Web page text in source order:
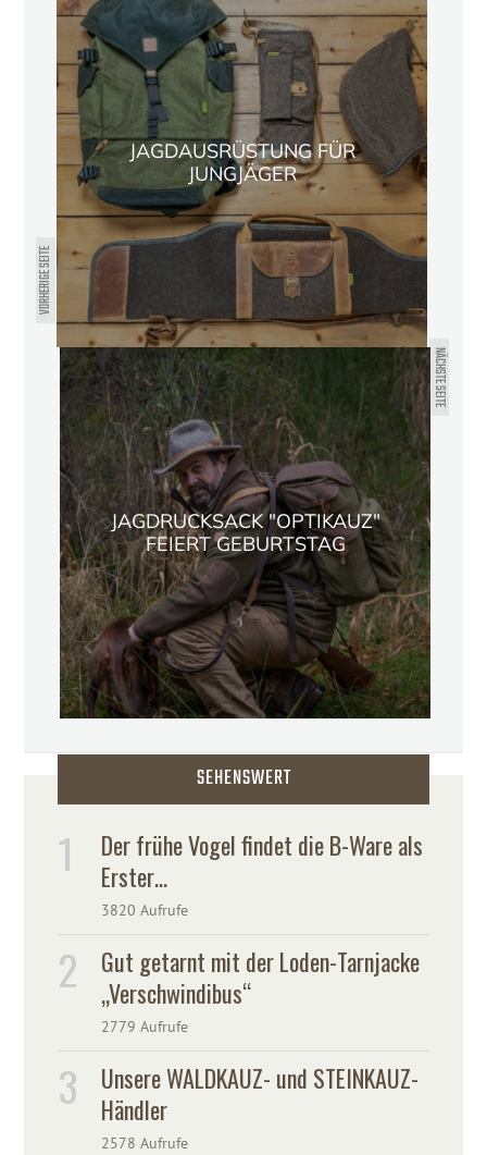
VORHERIGE SEITE
JAGDAUSRÜSTUNG FÜR
JUNGJÄGER
NÄCHSTE SEITE
JAGDRUCKSACK "OPTIKAUZ"
FEIERT GEBURTSTAG
SEHENSWERT
Der frühe Vogel findet die B-Ware als
Erster…
3820 Aufrufe
Gut getarnt mit der Loden-Tarnjacke
„Verschwindibus“
2779 Aufrufe
Unsere WALDKAUZ- und STEINKAUZ-
Händler
2578 Aufrufe